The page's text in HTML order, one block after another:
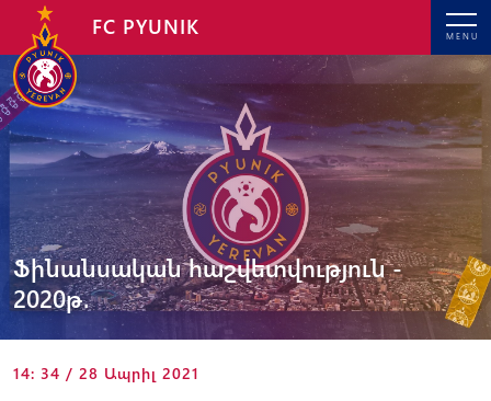
MENU
FC PYUNIK
Ֆինանսական հաշվետվություն -
2020թ․
14: 34 / 28 Ապրիլ 2021